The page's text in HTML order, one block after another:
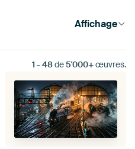
Affichage
1 - 48de5'000+œuvres.